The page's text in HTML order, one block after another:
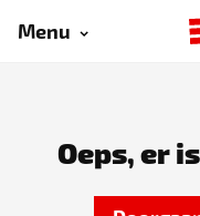
Menu
Oeps, er